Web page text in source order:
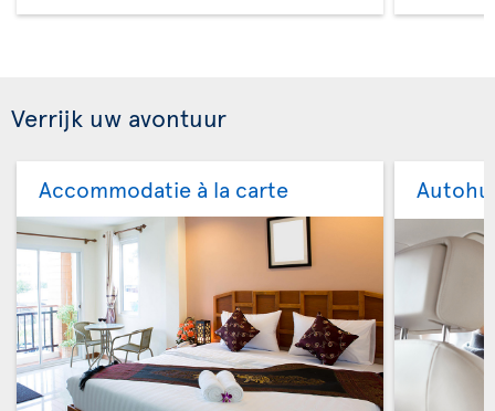
Verrijk uw avontuur
Accommodatie à la carte